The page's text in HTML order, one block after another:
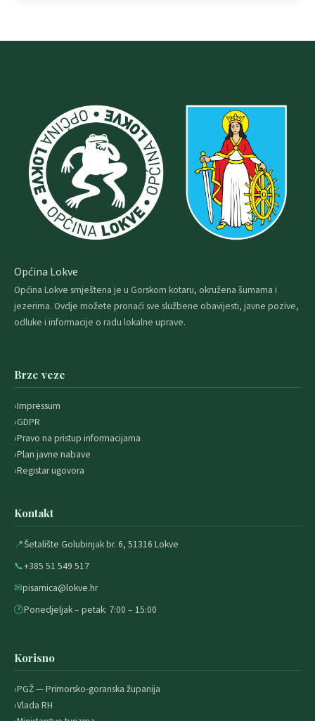
Općina Lokve
Općina Lokve smještena je u Gorskom kotaru, okružena šumama i
jezerima. Ovdje možete pronaći sve službene obavijesti, javne pozive,
odluke i informacije o radu lokalne uprave.
Brze veze
Impressum
GDPR
Pravo na pristup informacijama
Plan javne nabave
Registar ugovora
Kontakt
📍Šetalište Golubinjak br. 6, 51316 Lokve
📞+385 51 549 517
✉pisarnica@lokve.hr
🕐Ponedjeljak – petak: 7:00 – 15:00
Korisno
PGŽ — Primorsko-goranska županija
Vlada RH